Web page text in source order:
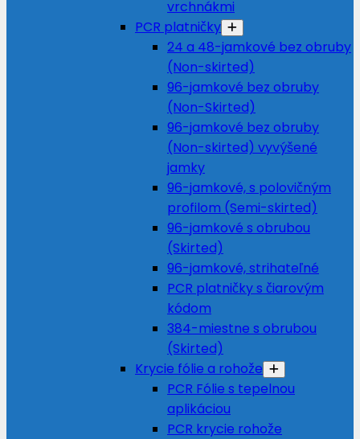
vrchnákmi
PCR platničky
24 a 48-jamkové bez obruby
(Non-skirted)
96-jamkové bez obruby
(Non-Skirted)
96-jamkové bez obruby
(Non-skirted) vyvýšené
jamky
96-jamkové, s polovičným
profilom (Semi-skirted)
96-jamkové s obrubou
(Skirted)
96-jamkové, strihateľné
PCR platničky s čiarovým
kódom
384-miestne s obrubou
(Skirted)
Krycie fólie a rohože
PCR Fólie s tepelnou
aplikáciou
PCR krycie rohože